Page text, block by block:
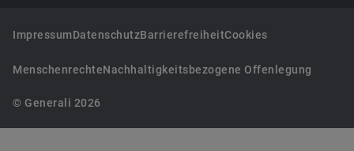
ImpressumDatenschutzBarrierefreiheitCookies
MenschenrechteNachhaltigkeitsbezogene Offenlegung
© Generali 2026